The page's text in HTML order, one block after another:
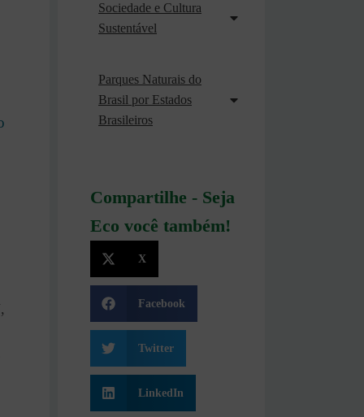
Sociedade e Cultura
Sustentável
Parques Naturais do
Brasil por Estados
Brasileiros
Compartilhe - Seja
Eco você também!
X
Facebook
Twitter
LinkedIn